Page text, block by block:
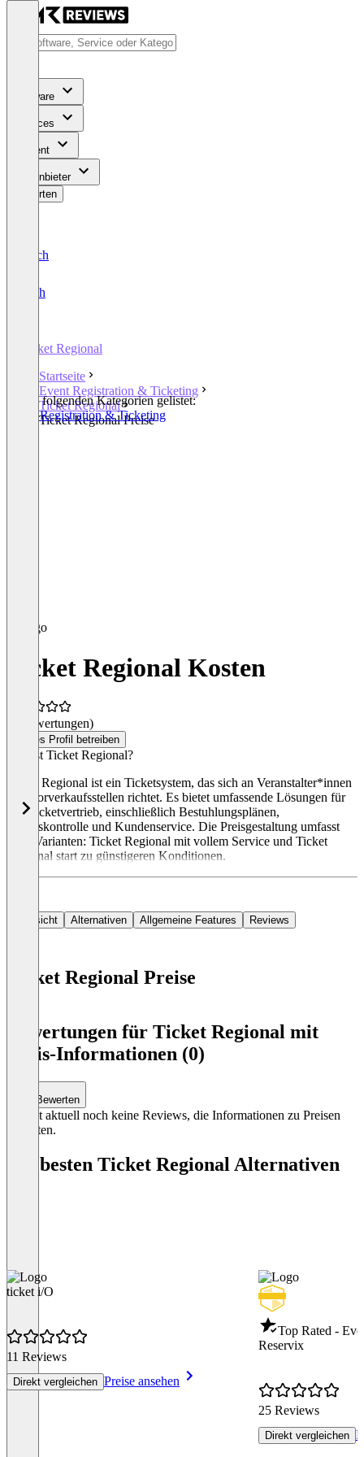
Software
Services
Content
Für Anbieter
Bewerten
Deutsch
English
Ticket Regional
Startseite
Event Registration & Ticketing
Ticket Regional
Ticket Regional Preise
In den folgenden Kategorien gelistet:
Event Registration & Ticketing
Ticket Regional Kosten
(0 Bewertungen)
Dieses Profil betreiben
Was ist Ticket Regional?
Ticket Regional ist ein Ticketsystem, das sich an Veranstalter*innen
und Vorverkaufsstellen richtet. Es bietet umfassende Lösungen für
den Ticketvertrieb, einschließlich Bestuhlungsplänen,
Einlasskontrolle und Kundenservice. Die Preisgestaltung umfasst
zwei Varianten: Ticket Regional mit vollem Service und Ticket
Regional start zu günstigeren Konditionen.
Übersicht Alternativen Allgemeine Features Reviews
Ticket Regional Preise
Bewertungen für Ticket Regional mit
Preis-Informationen (0)
Bewerten
Es gibt aktuell noch keine Reviews, die Informationen zu Preisen
enthalten.
Die besten Ticket Regional Alternativen
ticket i/O
11 Reviews
Direkt vergleichen Preise ansehen
Top Rated -
Reservix
25 Reviews
Direkt vergleichen